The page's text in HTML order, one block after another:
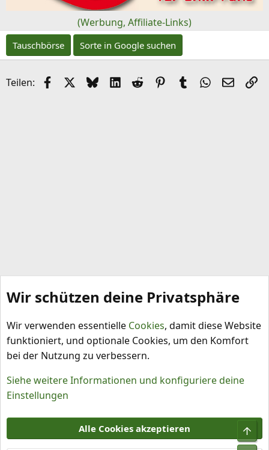
(Werbung, Affiliate-Links)
Tauschbörse Sorte in Google suchen
Teilen: FacebookX (Twitter)
BlueskyLinkedIn
Reddit Pinterest
Tumblr WhatsApp
E-Mail
Capsicum annuum
Nutzungsbedingungen
Datenschutz
Hilfe und Impressum
R
Wir schützen deine Privatsphäre
Wir verwenden essentielle Cookies, damit diese Website
funktioniert, und optionale Cookies, um den Komfort
bei der Nutzung zu verbessern.
Siehe weitere Informationen und konfiguriere deine
Einstellungen
Alle Cookies akzeptieren